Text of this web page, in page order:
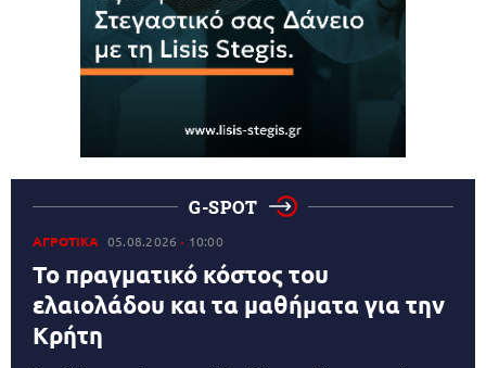
G-SPOT
ΑΓΡΟΤΙΚΑ 05.08.2026 10:00
Το πραγματικό κόστος του
ελαιολάδου και τα μαθήματα για την
Κρήτη